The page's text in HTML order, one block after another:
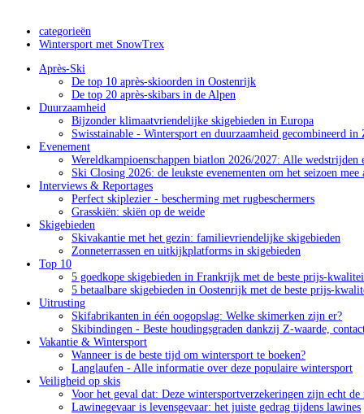
categorieën
Wintersport met SnowTrex
Après-Ski
De top 10 après-skioorden in Oostenrijk
De top 20 après-skibars in de Alpen
Duurzaamheid
Bijzonder klimaatvriendelijke skigebieden in Europa
Swisstainable - Wintersport en duurzaamheid gecombineerd in
Evenement
Wereldkampioenschappen biatlon 2026/2027: Alle wedstrijden
Ski Closing 2026: de leukste evenementen om het seizoen mee
Interviews & Reportages
Perfect skiplezier - bescherming met rugbeschermers
Grasskiën: skiën op de weide
Skigebieden
Skivakantie met het gezin: familievriendelijke skigebieden
Zonneterrassen en uitkijkplatforms in skigebieden
Top 10
5 goedkope skigebieden in Frankrijk met de beste prijs-
5 betaalbare skigebieden in Oostenrijk met de beste prijs-
Uitrusting
Skifabrikanten in één oogopslag: Welke skimerken zijn er?
Skibindingen - Beste houdingsgraden dankzij Z-waarde,
Vakantie & Wintersport
Wanneer is de beste tijd om wintersport te boeken?
Langlaufen - Alle informatie over deze populaire wintersport
Veiligheid op skis
Voor het geval dat: Deze wintersportverzekeringen zijn echt de
Lawinegevaar is levensgevaar: het juiste gedrag tijdens lawines